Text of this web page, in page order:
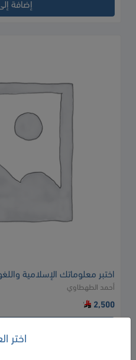
اختر
إضافة
اختبر معلوماتك الإسلامية
الصفا
أحمد الطهطاوي
2,500